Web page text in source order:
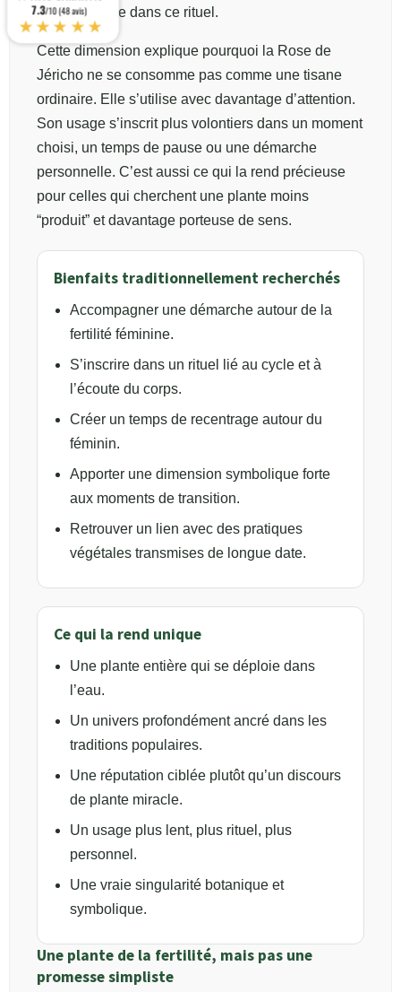
que l’on place dans ce rituel.
Cette dimension explique pourquoi la Rose de
Jéricho ne se consomme pas comme une tisane
ordinaire. Elle s’utilise avec davantage d’attention.
Son usage s’inscrit plus volontiers dans un moment
choisi, un temps de pause ou une démarche
personnelle. C’est aussi ce qui la rend précieuse
pour celles qui cherchent une plante moins
“produit” et davantage porteuse de sens.
Bienfaits traditionnellement recherchés
Accompagner une démarche autour de la
fertilité féminine.
S’inscrire dans un rituel lié au cycle et à
l’écoute du corps.
Créer un temps de recentrage autour du
féminin.
Apporter une dimension symbolique forte
aux moments de transition.
Retrouver un lien avec des pratiques
végétales transmises de longue date.
Ce qui la rend unique
Une plante entière qui se déploie dans
l’eau.
Un univers profondément ancré dans les
traditions populaires.
Une réputation ciblée plutôt qu’un discours
de plante miracle.
Un usage plus lent, plus rituel, plus
personnel.
Une vraie singularité botanique et
symbolique.
Une plante de la fertilité, mais pas une
promesse simpliste
7.3/10 (48 avis)
★★★★★